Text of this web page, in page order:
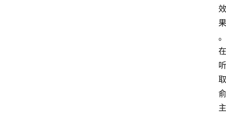
效
果
。
在
听
取
俞
主